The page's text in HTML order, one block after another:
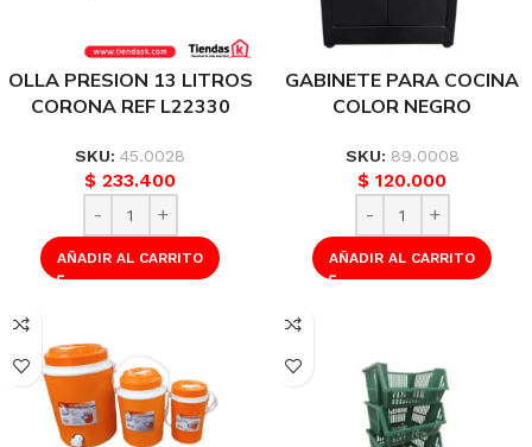
OLLA PRESION 13 LITROS
CORONA REF L22330
SKU: 45.0028
$ 233.400
AÑADIR AL CARRITO
GABINETE PARA COCINA
COLOR NEGRO
SKU: 89.0008
$ 120.000
AÑADIR AL CARRITO